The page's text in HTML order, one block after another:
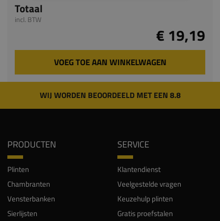
Totaal
incl. BTW
€ 19,19
VOEG TOE AAN WINKELWAGEN
WIJ WORDEN BEOORDEELD MET EEN 8.8
PRODUCTEN
Plinten
Chambranten
Vensterbanken
Sierlijsten
SERVICE
Klantendienst
Veelgestelde vragen
Keuzehulp plinten
Gratis proefstalen